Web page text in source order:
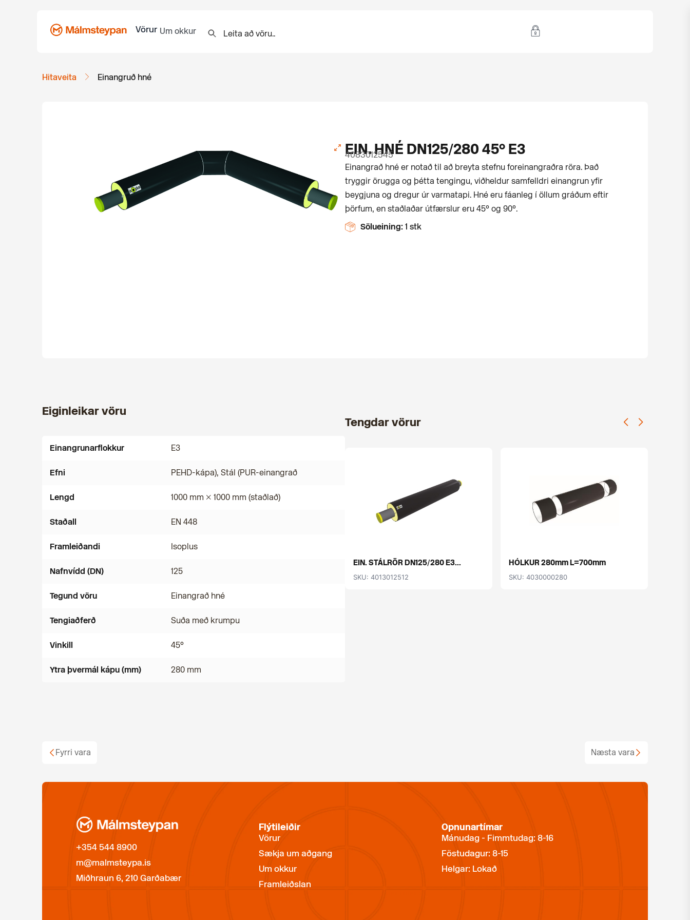
Vörur Um okkur
Hitaveita Einangruð hné
EIN. HNÉ DN125/280 45° E3
4083012545
Einangrað hné er notað til að breyta stefnu for­einangraðra röra. Það
tryggir örugga og þétta tengingu, viðheldur samfelldri einangrun yfir
beygjuna og dregur úr varmatapi. Hné eru fáanleg í öllum gráðum eftir
þörfum, en staðlaðar útfærslur eru 45° og 90°.
Sölueining: 1 stk
Eiginleikar vöru
Einangrunarflokkur E3
Efni PEHD-kápa), Stál (PUR-einangrað
Lengd 1000 mm × 1000 mm (staðlað)
Staðall EN 448
Framleiðandi Isoplus
Nafnvídd (DN) 125
Tegund vöru Einangrað hné
Tengiaðferð Suða með krumpu
Vinkill 45°
Ytra þvermál kápu (mm) 280 mm
Tengdar vörur
EIN. STÁLRÖR DN125/280 E3...
SKU: 4013012512
HÓLKUR 280mm L=700mm
SKU: 4030000280
Fyrri vara Næsta vara
+354 544 8900
m@malmsteypa.is
Miðhraun 6, 210 Garðabær
Flýtileiðir
Vörur
Sækja um aðgang
Um okkur
Framleiðslan
Opnunartímar
Mánudag - Fimmtudag: 8-16
Föstudagur: 8-15
Helgar: Lokað